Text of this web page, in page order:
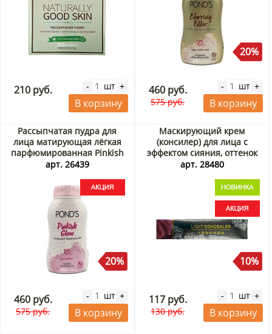
210 руб. - шт +
В корзину
20%
460 руб.
575 руб.
- шт +
В корзину
Рассыпчатая пудра для
лица матирующая лёгкая
парфюмированная Pinkish
Glow Translucent Facial
Акция
арт. 26439
20%
460 руб.
575 руб.
- шт +
В корзину
Маскирующий крем
(консилер) для лица с
эффектом сияния, оттенок
«слоновая кость» (Light
Китай, 30 г Акция
арт. 28480
10%
117 руб.
130 руб.
- шт +
В корзину